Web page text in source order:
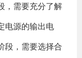
，需要充分了解
电源的输出电
段，需要选择合